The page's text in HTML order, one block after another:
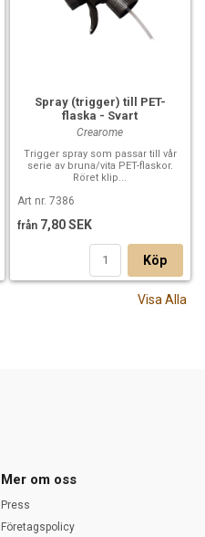
Spray (trigger) till PET-
flaska - Svart
Crearome
Trigger spray som passar till vår
serie av bruna/vita PET-flaskor.
Röret klip...
Art nr. 7386
från 7,80 SEK
Köp
Visa Alla
Mer om oss
Press
Företagspolicy